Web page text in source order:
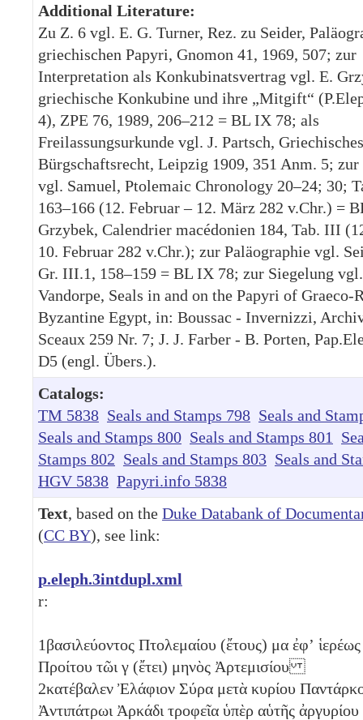
Additional Literature:
Zu Z. 6 vgl. E. G. Turner, Rez. zu Seider,
griechischen Papyri, Gnomon 41, 1969, 507; zur
Interpretation als Konkubinatsvertrag vgl. E.
griechische Konkubine und ihre „Mitgift“
4), ZPE 76, 1989, 206–212 = BL IX 78; als
Freilassungsurkunde vgl. J. Partsch, Griechisches
Bürgschaftsrecht, Leipzig 1909, 351 Anm. 5;
vgl. Samuel, Ptolemaic Chronology 20–24; 30;
163–166 (12. Februar – 12. März 282 v.Chr.) =
Grzybek, Calendrier macédonien 184, Tab. III
10. Februar 282 v.Chr.); zur Paläographie vgl.
Gr. III.1, 158–159 = BL IX 78; zur Siegelung
Vandorpe, Seals in and on the Papyri of Graeco-
Byzantine Egypt, in: Boussac - Invernizzi,
Sceaux 259 Nr. 7; J. J. Farber - B. Porten,
D5 (engl. Übers.).
Catalogs:
TM 5838 Seals and Stamps 798 Seals and
Seals and Stamps 800 Seals and Stamps 801
Stamps 802 Seals and Stamps 803 Seals and
HGV 5838 Papyri.info 5838
Text, based on the Duke Databank of
(CC BY), see link:
p.eleph.3intdupl.xml
r:
1βασιλεύοντος Πτολεμαίου (ἔτους) μα ἐφʼ
Προίτου τῶι γ (ἔτει) μηνὸς Ἀρτεμισίου
2κατέβαλεν Ἐλάφιον Σύρα μετὰ κυρίου
Ἀντιπάτρωι Ἀρκάδι τροφεῖα ὑπὲρ αὑτῆς